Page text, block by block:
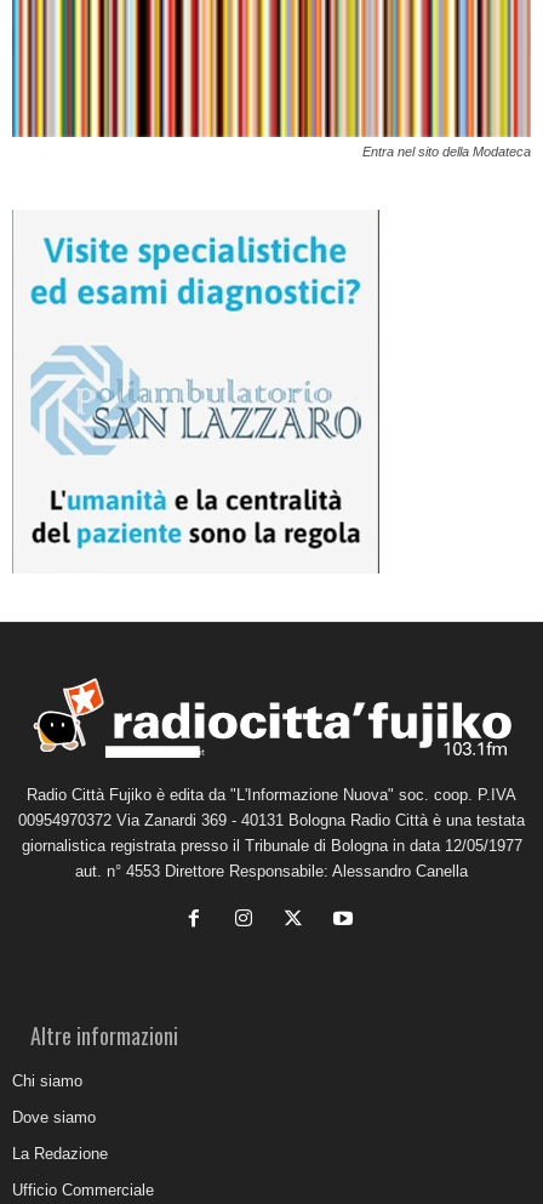
Entra nel sito della Modateca
Radio Città Fujiko è edita da "L'Informazione Nuova" soc. coop. P.IVA
00954970372 Via Zanardi 369 - 40131 Bologna Radio Città è una testata
giornalistica registrata presso il Tribunale di Bologna in data 12/05/1977
aut. n° 4553 Direttore Responsabile: Alessandro Canella
Altre informazioni
Chi siamo
Dove siamo
La Redazione
Ufficio Commerciale